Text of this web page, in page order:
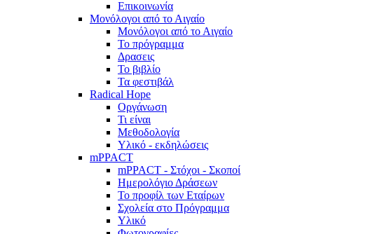
Επικοινωνία
Μονόλογοι από το Αιγαίο
Μονόλογοι από το Αιγαίο
Το πρόγραμμα
Δρασεις
Το βιβλίο
Τα φεστιβάλ
Radical Hope
Οργάνωση
Τι είναι
Μεθοδολογία
Υλικό - εκδηλώσεις
mPPACT
mPPACT - Στόχοι - Σκοποί
Ημερολόγιο Δράσεων
Το προφίλ των Εταίρων
Σχολεία στο Πρόγραμμα
Υλικό